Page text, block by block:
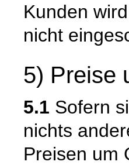
Kunden
nicht
5) Preise
5.1 Sofern
nichts
Preisen um